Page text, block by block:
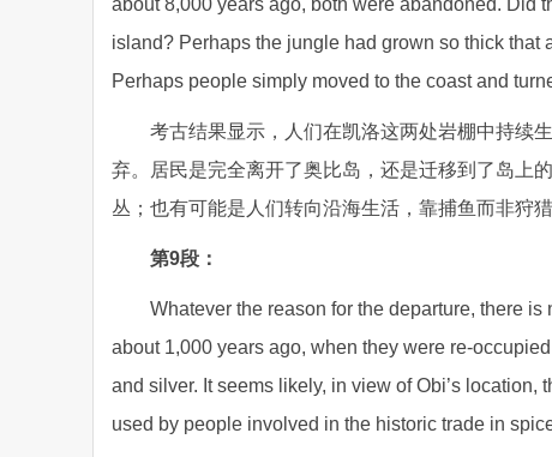
about 8,000 years ago, both were abandoned. Did
island? Perhaps the jungle had grown so thick that
Perhaps people simply moved to the coast and
考古结果显示，人们在凯洛这两处岩棚中持续
弃。居民是完全离开了奥比岛，还是迁移到了岛上
丛；也有可能是人们转向沿海生活，靠捕鱼而非狩猎
第9段：
Whatever the reason for the departure, there
about 1,000 years ago, when they were re-
and silver. It seems likely, in view of Obi’s
used by people involved in the historic trade in